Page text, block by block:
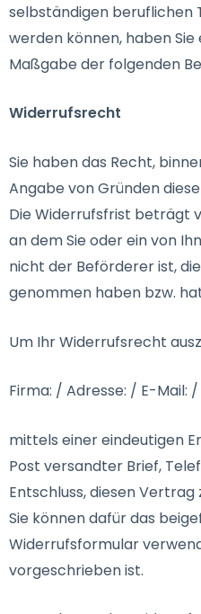
selbständigen beruflichen
werden können, haben
Maßgabe der folgenden
Widerrufsrecht
Sie haben das Recht,
Angabe von Gründen
Die Widerrufsfrist beträgt
an dem Sie oder ein von
nicht der Beförderer ist,
genommen haben bzw.
Um Ihr Widerrufsrecht
Firma: / Adresse: / E-Mail:
mittels einer eindeutigen
Post versandter Brief,
Entschluss, diesen
Sie können dafür das
Widerrufsformular
vorgeschrieben ist.